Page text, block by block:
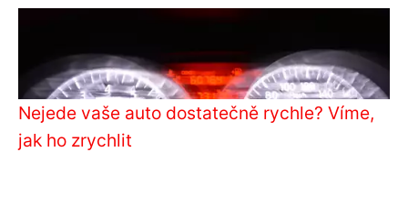
Nejede vaše auto dostatečně rychle? Víme,
jak ho zrychlit